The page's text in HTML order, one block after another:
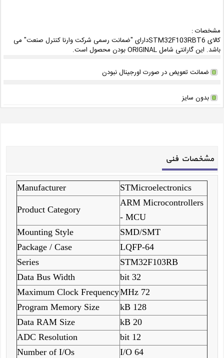
مشخصات :
کالای STM32F103RBT6دارای "ضمانت رسمی شرکت وارنا کنترل صنعت" می
باشد. این گارانتی شامل ORIGINAL بودن محصول است.
ضمانت تعویض در صورت اورجینال نبودن
بدون سایز
مشخصات فنی
STMicroelectronics
Manufacturer
ARM Microcontrollers
- MCU
Product Category
SMD/SMT
Mounting Style
LQFP-64
Package / Case
STM32F103RB
Series
32 bit
Data Bus Width
72 MHz
Maximum Clock Frequency
128 kB
Program Memory Size
20 kB
Data RAM Size
12 bit
ADC Resolution
64 I/O
Number of I/Os